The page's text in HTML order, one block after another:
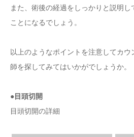
また、術後の経過をしっかりと説明し
ことになるでしょう。
以上のようなポイントを注意してカ
師を探してみてはいかがでしょうか。
●目頭切開
目頭切開の詳細